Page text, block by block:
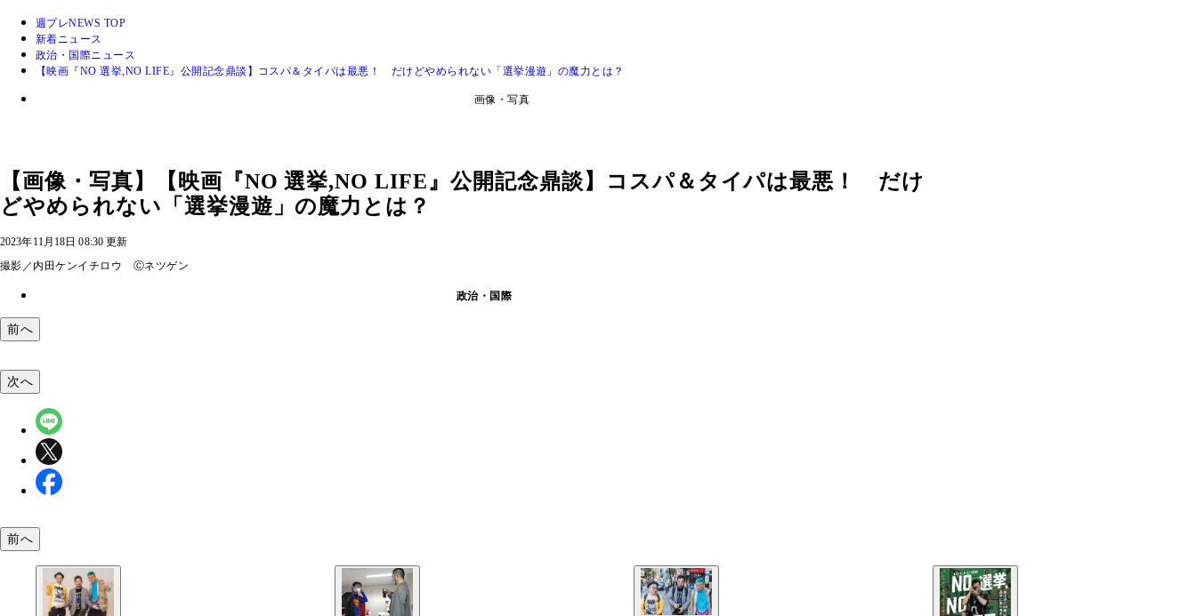
週プレNEWS TOP
新着ニュース
政治・国際ニュース
【映画『NO 選挙,NO LIFE』公開記念鼎談】コスパ＆タイパは最悪！ だけどやめられない「選挙漫遊」の魔力とは？
画像・写真
【画像・写真】【映画『NO 選挙,NO LIFE』公開記念鼎談】コスパ＆タイパは最悪！ だけ
どやめられない「選挙漫遊」の魔力とは？
2023年11月18日 08:30 更新
撮影／内田ケンイチロウ Ⓒネツゲン
政治・国際
前へ
次へ
前へ